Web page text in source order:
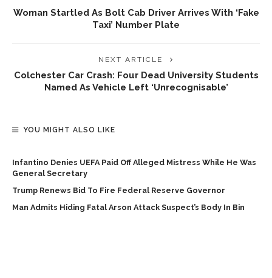
Woman Startled As Bolt Cab Driver Arrives With ‘Fake
Taxi’ Number Plate
NEXT ARTICLE
Colchester Car Crash: Four Dead University Students
Named As Vehicle Left ‘unrecognisable’
YOU MIGHT ALSO LIKE
Infantino Denies UEFA Paid Off Alleged Mistress While He Was
General Secretary
Trump Renews Bid To Fire Federal Reserve Governor
Man Admits Hiding Fatal Arson Attack Suspect’s Body In Bin